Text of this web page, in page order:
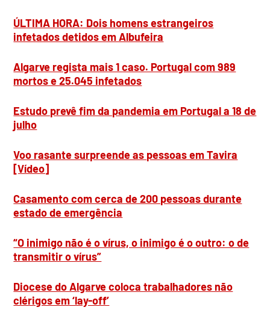
ÚLTIMA HORA: Dois homens estrangeiros
infetados detidos em Albufeira
Algarve regista mais 1 caso. Portugal com 989
mortos e 25.045 infetados
Estudo prevê fim da pandemia em Portugal a 18 de
julho
Voo rasante surpreende as pessoas em Tavira
[Vídeo]
Casamento com cerca de 200 pessoas durante
estado de emergência
“O inimigo não é o vírus, o inimigo é o outro: o de
transmitir o vírus”
Diocese do Algarve coloca trabalhadores não
clérigos em ‘lay-off’